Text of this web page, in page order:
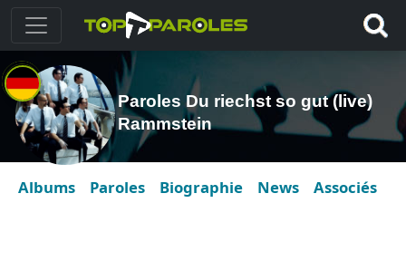
Paroles Du riechst so gut (live)
Rammstein
Albums Paroles Biographie News Associés